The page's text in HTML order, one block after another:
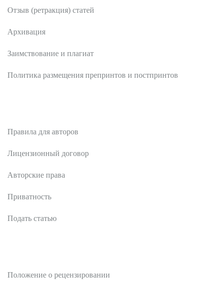
Отзыв (ретракция) статей
Архивация
Заимствование и плагиат
Политика размещения препринтов и постпринтов
Правила для авторов
Лицензионный договор
Авторские права
Приватность
Подать статью
Положение о рецензировании